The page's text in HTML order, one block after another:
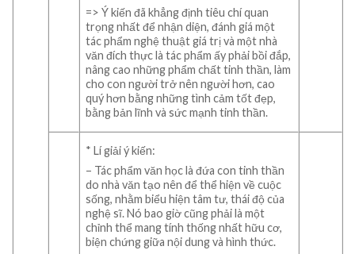
=> Ý kiến đã khẳng định tiêu chí quan
trọng nhất để nhận diện, đánh giá một
tác phẩm nghệ thuật giá trị và một nhà
văn đích thực là tác phẩm ấy phải bồi đắp,
nâng cao những phẩm chất tinh thần, làm
cho con người trở nên người hơn, cao
quý hơn bằng những tình cảm tốt đẹp,
bằng bản lĩnh và sức mạnh tinh thần.
* Lí giải ý kiến:
– Tác phẩm văn học là đứa con tinh thần
do nhà văn tạo nên để thể hiện về cuộc
sống, nhằm biểu hiện tâm tư, thái độ của
nghệ sĩ. Nó bao giờ cũng phải là một
chỉnh thể mang tính thống nhất hữu cơ,
biện chứng giữa nội dung và hình thức.